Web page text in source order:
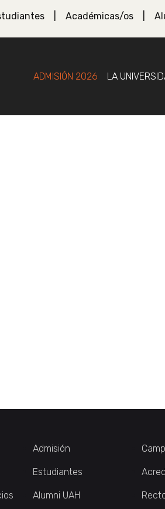
Académicas/os
ADMISIÓN 2026 LA
Admisión
Estudiantes
Alumni UAH